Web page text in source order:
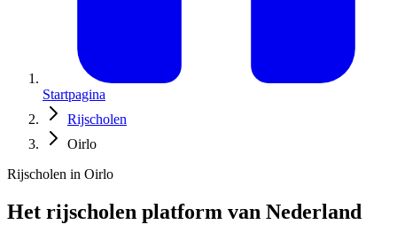
Startpagina
Rijscholen
Oirlo
Rijscholen in Oirlo
Het rijscholen platform van Nederland